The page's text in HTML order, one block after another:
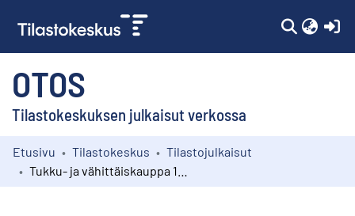
OTOS
Tilastokeskuksen julkaisut verkossa
Kokoelmat
Etusivu Tilastokeskus
Tilastojulkaisut